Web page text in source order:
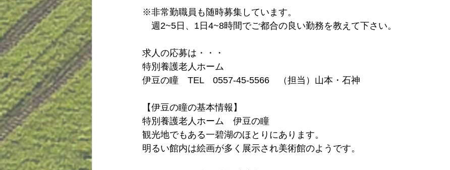
※非常勤職員も随時募集しています。
週2~5日、1日4~8時間でご都合の良い勤務を教えて下さい。
求人の応募は・・・
特別養護老人ホーム
伊豆の瞳　TEL　0557-45-5566　（担当）山本・石神
【伊豆の瞳の基本情報】
特別養護老人ホーム　伊豆の瞳
観光地でもある一碧湖のほとりにあります。
明るい館内は絵画が多く展示され美術館のようです。